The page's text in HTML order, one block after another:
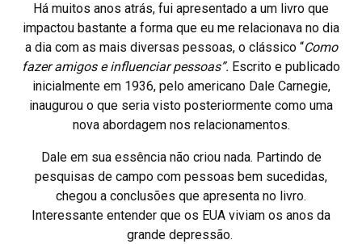
Há muitos anos atrás, fui apresentado a um livro que
impactou bastante a forma que eu me relacionava no dia
a dia com as mais diversas pessoas, o clássico “Como
fazer amigos e influenciar pessoas”. Escrito e publicado
inicialmente em 1936, pelo americano Dale Carnegie,
inaugurou o que seria visto posteriormente como uma
nova abordagem nos relacionamentos.
Dale em sua essência não criou nada. Partindo de
pesquisas de campo com pessoas bem sucedidas,
chegou a conclusões que apresenta no livro.
Interessante entender que os EUA viviam os anos da
grande depressão.